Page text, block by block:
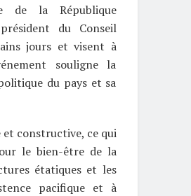
de la République
du Conseil
jours et visent à
souligne la
du pays et sa
et constructive, ce qui
le bien-être de la
étatiques et les
pacifique et à